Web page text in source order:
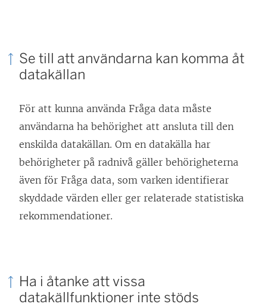
k
t
n
Se till att användarna kan komma åt
datakällan
För att kunna använda Fråga data måste
användarna ha behörighet att ansluta till den
enskilda datakällan. Om en datakälla har
behörigheter på radnivå gäller behörigheterna
även för Fråga data, som varken identifierar
skyddade värden eller ger relaterade statistiska
rekommendationer.
Ha i åtanke att vissa
datakällfunktioner inte stöds